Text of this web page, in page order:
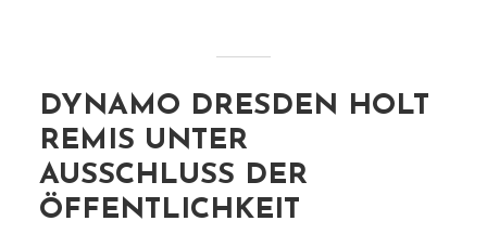
DYNAMO DRESDEN HOLT
REMIS UNTER
AUSSCHLUSS DER
ÖFFENTLICHKEIT